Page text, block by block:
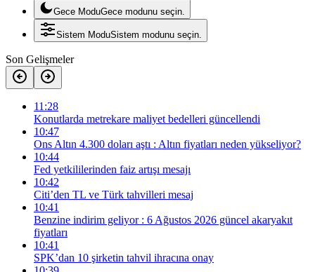
Gece ModuGece modunu seçin.
Sistem ModuSistem modunu seçin.
Son Gelişmeler
11:28
Konutlarda metrekare maliyet bedelleri güncellendi
10:47
Ons Altın 4.300 doları aştı : Altın fiyatları neden yükseliyor?
10:44
Fed yetkililerinden faiz artışı mesajı
10:42
Citi’den TL ve Türk tahvilleri mesaj
10:41
Benzine indirim geliyor : 6 Ağustos 2026 güncel akaryakıt
fiyatları
10:41
SPK’dan 10 şirketin tahvil ihracına onay